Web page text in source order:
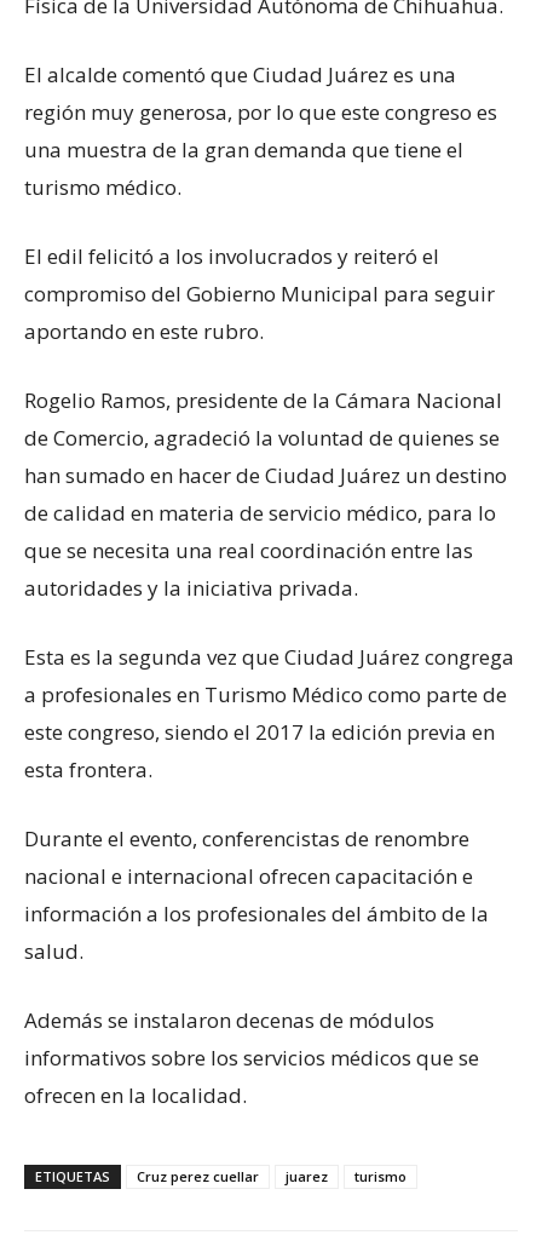
El alcalde comentó que Ciudad Juárez es una
región muy generosa, por lo que este congreso es
una muestra de la gran demanda que tiene el
turismo médico.
El edil felicitó a los involucrados y reiteró el
compromiso del Gobierno Municipal para seguir
aportando en este rubro.
Rogelio Ramos, presidente de la Cámara Nacional
de Comercio, agradeció la voluntad de quienes se
han sumado en hacer de Ciudad Juárez un destino
de calidad en materia de servicio médico, para lo
que se necesita una real coordinación entre las
autoridades y la iniciativa privada.
Esta es la segunda vez que Ciudad Juárez congrega
a profesionales en Turismo Médico como parte de
este congreso, siendo el 2017 la edición previa en
esta frontera.
Durante el evento, conferencistas de renombre
nacional e internacional ofrecen capacitación e
información a los profesionales del ámbito de la
salud.
Además se instalaron decenas de módulos
informativos sobre los servicios médicos que se
ofrecen en la localidad.
ETIQUETAS Cruz perez cuellar juarez turismo